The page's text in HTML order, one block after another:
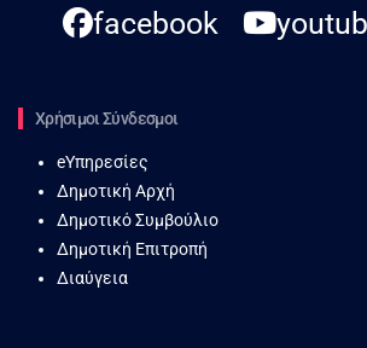
facebook
Χρήσιμοι Σύνδεσμοι
eΥπηρεσίες
Δημοτική Αρχή
Δημοτικό Συμβούλιο
Δημοτική Επιτροπή
Διαύγεια